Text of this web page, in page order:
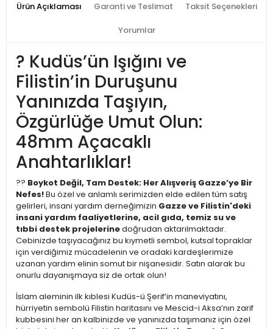
Ürün Açıklaması Garanti ve Teslimat Taksit Seçenekleri
Yorumlar
? Kudüs’ün Işığını ve
Filistin’in Duruşunu
Yanınızda Taşıyın,
Özgürlüğe Umut Olun:
48mm Açacaklı
Anahtarlıklar!
?? Boykot Değil, Tam Destek: Her Alışveriş Gazze’ye Bir
Nefes!Bu özel ve anlamlı serimizden elde edilen tüm satış
gelirleri, insani yardım derneğimizin Gazze ve Filistin'deki
insani yardım faaliyetlerine, acil gıda, temiz su ve
tıbbi destek projelerinedoğrudan aktarılmaktadır.
Cebinizde taşıyacağınız bu kıymetli sembol, kutsal topraklar
için verdiğimiz mücadelenin ve oradaki kardeşlerimize
uzanan yardım elinin somut bir nişanesidir. Satın alarak bu
onurlu dayanışmaya siz de ortak olun!
İslam aleminin ilk kıblesi Kudüs-ü Şerif’in maneviyatını,
hürriyetin sembolü Filistin haritasını ve Mescid-i Aksa’nın zarif
kubbesini her an kalbinizde ve yanınızda taşımanız için özel